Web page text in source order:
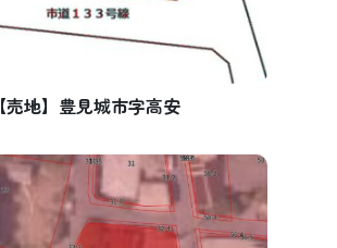
【売地】豊見城市字高安